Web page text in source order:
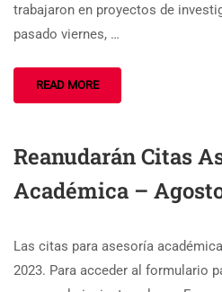
trabajaron en proyectos de
pasado viernes, …
READ MORE
Reanudarán Citas
Académica –
Las citas para asesoría
2023. Para acceder al formulario